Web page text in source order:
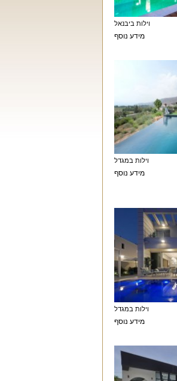
וילות ביבנאל
מידע נוסף
וילות במגדל
מידע נוסף
וילות במגדל
מידע נוסף